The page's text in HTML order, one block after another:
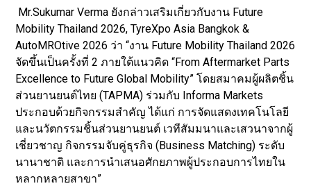
Mr.Sukumar Verma ยังกล่าวเสริมเกี่ยวกับงาน Future
Mobility Thailand 2026, TyreXpo Asia Bangkok &
AutoMROtive 2026 ว่า “งาน Future Mobility Thailand 2026
จัดขึ้นเป็นครั้งที่ 2 ภายใต้แนวคิด “From Aftermarket Parts
Excellence to Future Global Mobility” โดยสมาคมผู้ผลิตชิ้น
ส่วนยานยนต์ไทย (TAPMA) ร่วมกับ Informa Markets
ประกอบด้วยกิจกรรมสำคัญ ได้แก่ การจัดแสดงเทคโนโลยี
และนวัตกรรมชิ้นส่วนยานยนต์ เวทีสัมมนาและเสวนาจากผู้
เชี่ยวชาญ กิจกรรมจับคู่ธุรกิจ (Business Matching) ระดับ
นานาชาติ และการนำเสนอศักยภาพผู้ประกอบการไทยใน
หลากหลายสาขา”